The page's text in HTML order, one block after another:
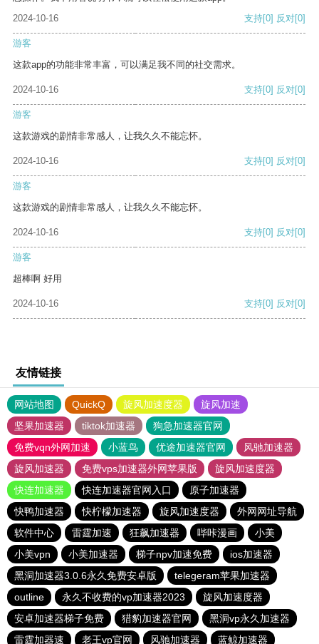
2024-10-16
支持[0] 反对[0]
游客
这款app的功能非常丰富，可以满足我不同的社交需求。
2024-10-16 支持[0] 反对[0]
游客
这款游戏的剧情非常感人，让我久久不能忘怀。
2024-10-16 支持[0] 反对[0]
游客
这款游戏的剧情非常感人，让我久久不能忘怀。
2024-10-16 支持[0] 反对[0]
游客
超棒啊 好用
2024-10-16 支持[0] 反对[0]
友情链接
网站地图 QuickQ 旋风加速度器
旋风加速
坚果加速器
tiktok加速器
狗急加速器官网
免费vqn外网加速
小蓝鸟 优途加速器官网
风驰加速器
旋风加速器
免费vps加速器外网苹果版
旋风加速度器
快连加速器
快连加速器官网入口
原子加速器
快鸭加速器
快柠檬加速器 旋风加速度器
外网网址导航
软件中心
雷霆加速 狂飙加速器 哔咔漫画
小美
小美vpn
小美加速器 梯子npv加速免费
ios加速器
黑洞加速器3.0.6永久免费安卓版
telegeram苹果加速器
outline
永久不收费的vp加速器2023
旋风加速度器
安卓加速器梯子免费
猎豹加速器官网
黑洞vp永久加速器
雷霆加器速
老王vp官网 风驰加速器 蓝鲸加速器